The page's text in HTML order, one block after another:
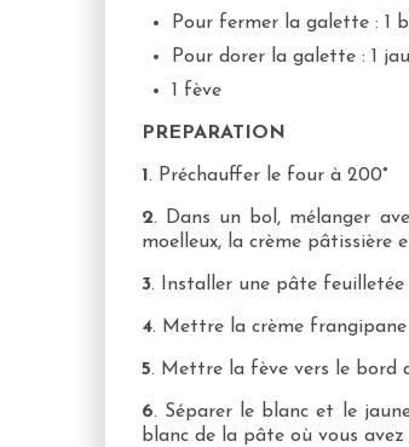
Pour fermer la galette : 1
Pour dorer la galette : 1
1 fève
PREPARATION
1 . Préchauffer le four à 200°
2. Dans un bol, mélanger
moelleux, la crème pâtissière
3. Installer une pâte
4. Mettre la crème
5. Mettre la fève vers le bord
6. Séparer le blanc et le
blanc de la pâte où vous